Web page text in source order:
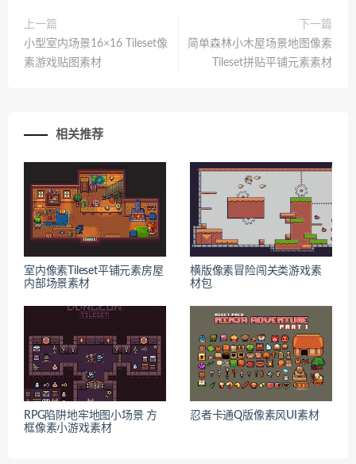
上一篇
小型室内场景16×16 Tileset像
素游戏贴图素材
下一篇
简单森林小木屋场景地图像素
Tileset拼贴平铺元素素材
相关推荐
室内像素Tileset平铺元素房屋
内部场景素材
横版像素冒险闯关类游戏素
材包
RPG陷阱地牢地图小场景 方
框像素小游戏素材
忍者卡通Q版像素风UI素材